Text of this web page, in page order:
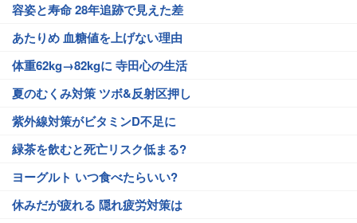
容姿と寿命 28年追跡で見えた差
あたりめ 血糖値を上げない理由
体重62kg→82kgに 寺田心の生活
夏のむくみ対策 ツボ&反射区押し
紫外線対策がビタミンD不足に
緑茶を飲むと死亡リスク低まる?
ヨーグルト いつ食べたらいい?
休みだが疲れる 隠れ疲労対策は